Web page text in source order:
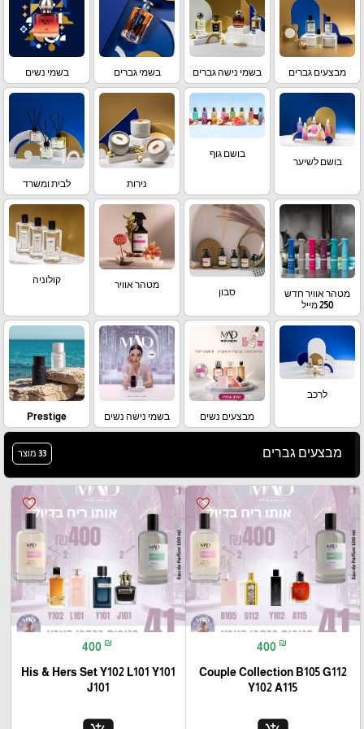
מבצעים גברים בשמי נישה גברים בשמי גברים בשמי נשים
בושם לשיער
בושם גוף
נירות לבית ומשרד
מטהר אוויר חדש
250 מייל
סבון
מטהר אוויר קולוניה
לרכב
מבצעים נשים
בשמי נישה נשים Prestige
מבצעים גברים 33 מוצר
favorite_border
400 ₪
Couple Collection B105 G112
Y102 A115
favorite_border
400 ₪
His & Hers Set Y102 L101 Y101
J101